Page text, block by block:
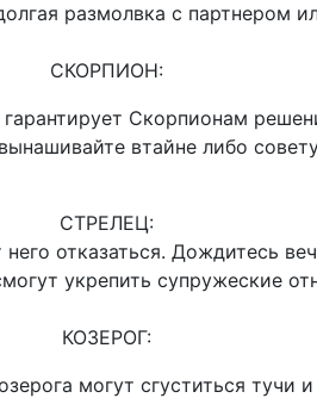
размолвка с партнером
СКОРПИОН:
Скорпионам
втайне либо
СТРЕЛЕЦ:
отказаться. Дождитесь
укрепить супружеские
КОЗЕРОГ:
могут сгуститься